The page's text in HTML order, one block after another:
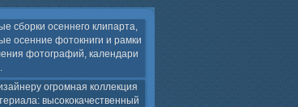
сборки осеннего клипарта,
осенние фотокниги и рамки
фотографий, календари
огромная коллекция
высококачественный